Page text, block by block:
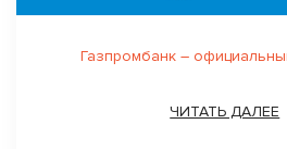
Газпромбанк –
ЧИТАТЬ ДАЛЕЕ